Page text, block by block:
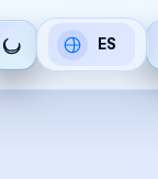
Seleccionar
idioma
ES